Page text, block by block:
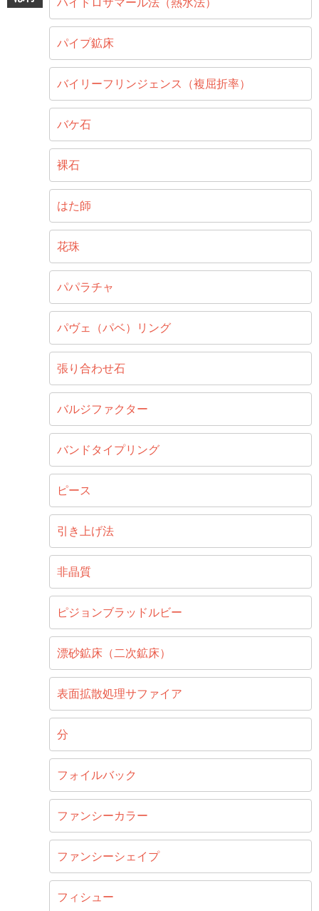
パイプ鉱床
バイリーフリンジェンス（複屈折率）
バケ石
裸石
はた師
花珠
パパラチャ
パヴェ（パベ）リング
張り合わせ石
バルジファクター
バンドタイプリング
ピース
引き上げ法
非晶質
ピジョンブラッドルビー
漂砂鉱床（二次鉱床）
表面拡散処理サファイア
分
フォイルバック
ファンシーカラー
ファンシーシェイプ
フィシュー